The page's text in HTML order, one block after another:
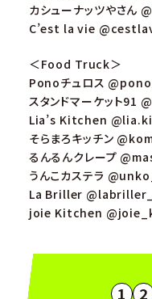
カシューナッツやさ
C’est la vie
＜Food Truck＞
Ponoチュロス
スタンドマーケット
Lia’s Kitchen
そらまろキッチン
るんるんクレープ
うんこカステラ
La Briller
joie Kitchen
1 2